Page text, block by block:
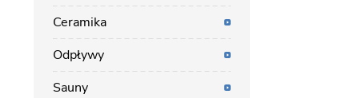
Ceramika
Odpływy
Sauny